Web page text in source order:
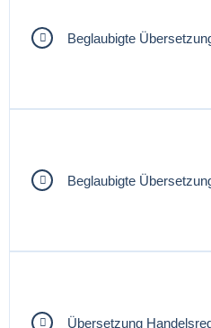
Beglaubigte
Beglaubigte
Übersetzung